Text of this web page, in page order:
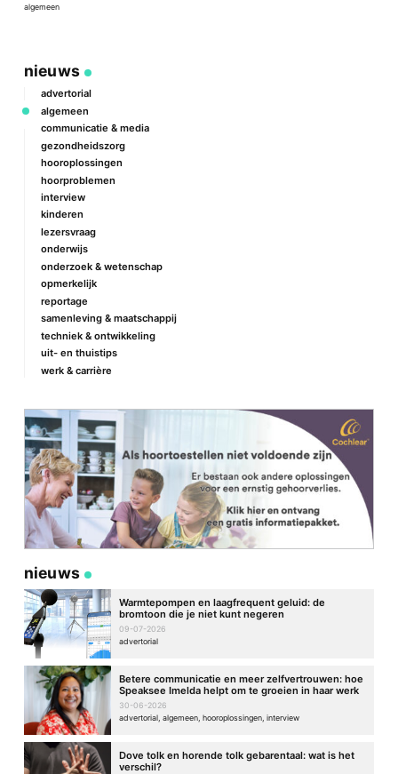
algemeen
nieuws
advertorial
algemeen
communicatie & media
gezondheidszorg
hooroplossingen
hoorproblemen
interview
kinderen
lezersvraag
onderwijs
onderzoek & wetenschap
opmerkelijk
reportage
samenleving & maatschappij
techniek & ontwikkeling
uit- en thuistips
werk & carrière
nieuws
Warmtepompen en laagfrequent geluid: de
bromtoon die je niet kunt negeren
09-07-2026
advertorial
Betere communicatie en meer zelfvertrouwen: hoe
Speaksee Imelda helpt om te groeien in haar werk
30-06-2026
advertorial, algemeen, hooroplossingen, interview
Dove tolk en horende tolk gebarentaal: wat is het
verschil?